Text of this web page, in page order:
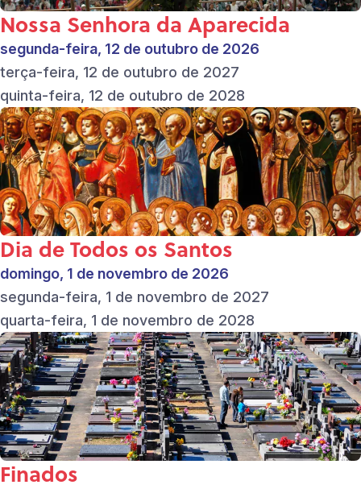
Nossa Senhora da Aparecida
segunda-feira, 12 de outubro de 2026
terça-feira, 12 de outubro de 2027
quinta-feira, 12 de outubro de 2028
Dia de Todos os Santos
domingo, 1 de novembro de 2026
segunda-feira, 1 de novembro de 2027
quarta-feira, 1 de novembro de 2028
Finados